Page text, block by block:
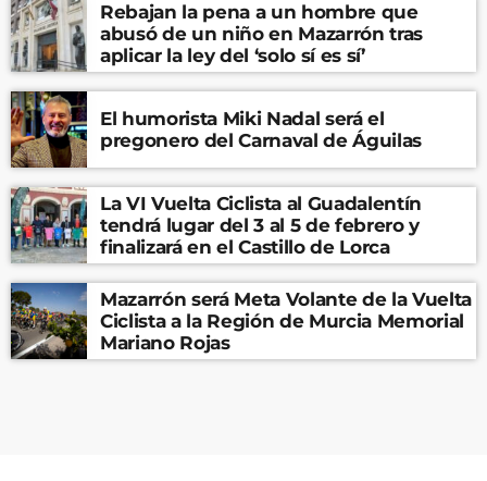
Rebajan la pena a un hombre que
abusó de un niño en Mazarrón tras
aplicar la ley del ‘solo sí es sí’
El humorista Miki Nadal será el
pregonero del Carnaval de Águilas
La VI Vuelta Ciclista al Guadalentín
tendrá lugar del 3 al 5 de febrero y
finalizará en el Castillo de Lorca
Mazarrón será Meta Volante de la Vuelta
Ciclista a la Región de Murcia Memorial
Mariano Rojas